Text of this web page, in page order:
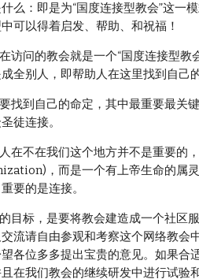
么：即是为“国度连接型教会”这一
可以得着启发、帮助、和祝福！
全别人，即帮助人在这里找到自己
徒连接。
，而是一个有上帝生命的属
要的是连接。
流请自由参观和考察这个网络教会
各位多多提出宝贵的意见。如果合
在我们教会的继续研发中进行试验